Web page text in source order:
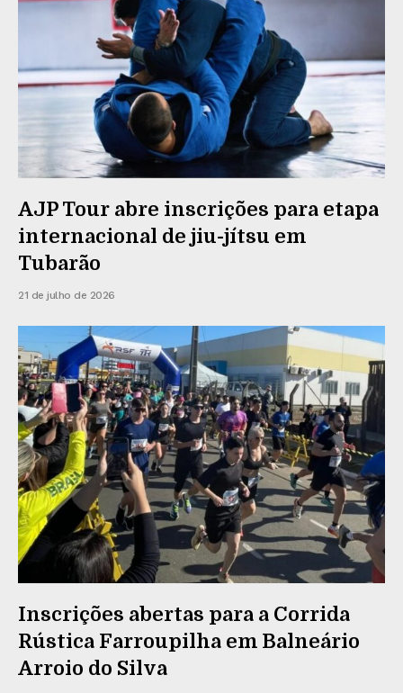
AJP Tour abre inscrições para etapa
internacional de jiu-jítsu em
Tubarão
21 de julho de 2026
Inscrições abertas para a Corrida
Rústica Farroupilha em Balneário
Arroio do Silva